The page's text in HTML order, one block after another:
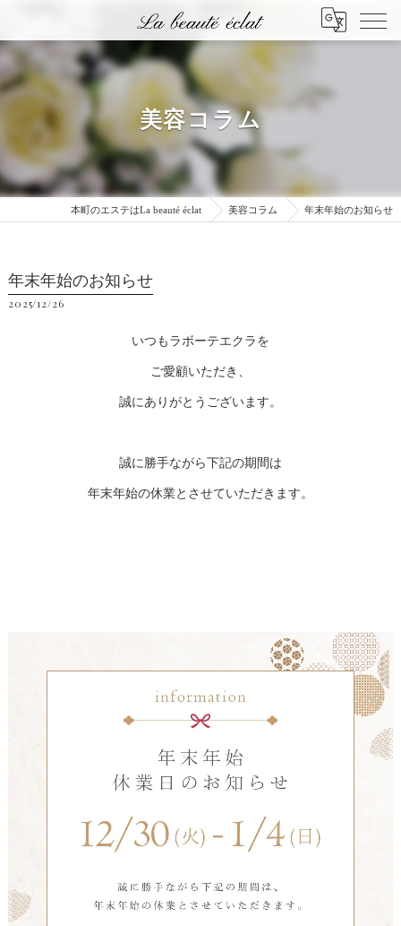
美容コラム
本町のエステはLa beauté éclat 美容コラム 年末年始のお知らせ
年末年始のお知らせ
2025/12/26
いつもラボーテエクラを
ご愛顧いただき、
誠にありがとうございます。
誠に勝手ながら下記の期間は
年末年始の休業とさせていただきます。